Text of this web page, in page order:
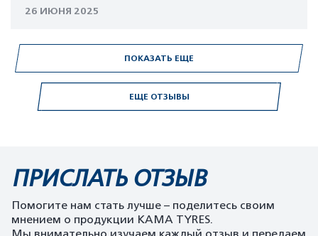
ЕЩЕ ОТЗЫВЫ
26 ИЮНЯ 2025
ПОКАЗАТЬ ЕЩЕ
ПРИСЛАТЬ ОТЗЫВ
Помогите нам стать лучше – поделитесь своим
мнением о продукции KAMA TYRES.